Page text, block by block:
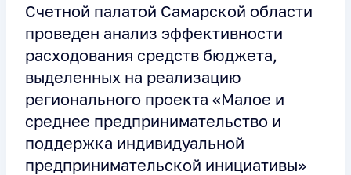
Счетной палатой Самарской области
проведен анализ эффективности
расходования средств бюджета,
выделенных на реализацию
регионального проекта «Малое и
среднее предпринимательство и
поддержка индивидуальной
предпринимательской инициативы»